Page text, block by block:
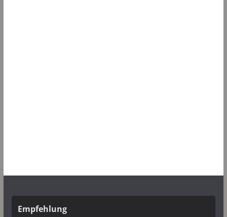
Empfehlung